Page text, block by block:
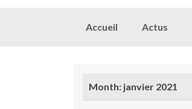
Skip to content
Accueil Actus
Month: janvier 2021